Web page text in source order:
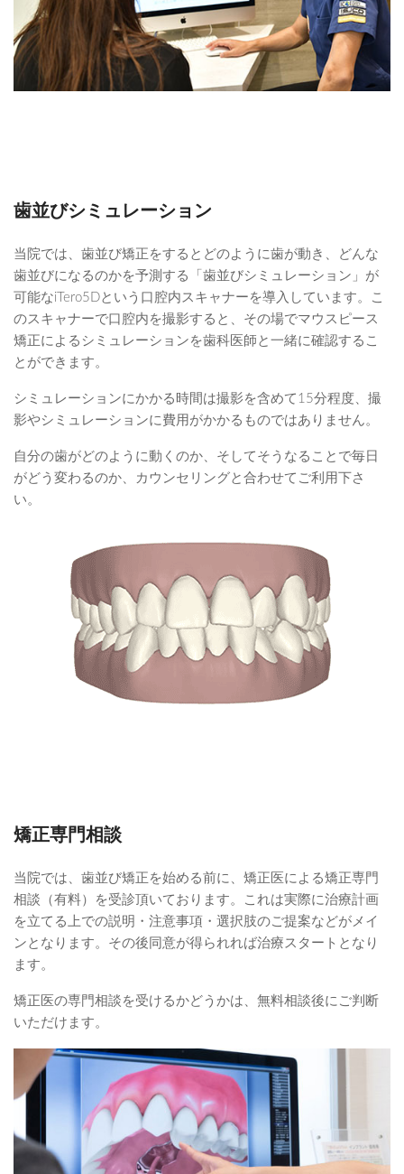
歯並びシミュレーション
当院では、歯並び矯正をするとどのように歯が動き、どんな
歯並びになるのかを予測する「歯並びシミュレーション」が
可能なiTero5Dという口腔内スキャナーを導入しています。こ
のスキャナーで口腔内を撮影すると、その場でマウスピース
矯正によるシミュレーションを歯科医師と一緒に確認するこ
とができます。
シミュレーションにかかる時間は撮影を含めて15分程度、撮
影やシミュレーションに費用がかかるものではありません。
自分の歯がどのように動くのか、そしてそうなることで毎日
がどう変わるのか、カウンセリングと合わせてご利用下さ
い。
矯正専門相談
当院では、歯並び矯正を始める前に、矯正医による矯正専門
相談（有料）を受診頂いております。これは実際に治療計画
を立てる上での説明・注意事項・選択肢のご提案などがメイ
ンとなります。その後同意が得られれば治療スタートとなり
ます。
矯正医の専門相談を受けるかどうかは、無料相談後にご判断
いただけます。